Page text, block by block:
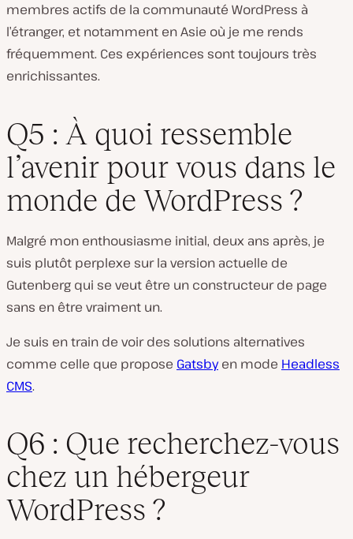
membres actifs de la communauté WordPress à
l’étranger, et notamment en Asie où je me rends
fréquemment. Ces expériences sont toujours très
enrichissantes.
Q5 : À quoi ressemble
l’avenir pour vous dans le
monde de WordPress ?
Malgré mon enthousiasme initial, deux ans après, je
suis plutôt perplexe sur la version actuelle de
Gutenberg qui se veut être un constructeur de page
sans en être vraiment un.
Je suis en train de voir des solutions alternatives
comme celle que propose Gatsbyen mode Headless
CMS.
Q6 : Que recherchez-vous
chez un hébergeur
WordPress ?